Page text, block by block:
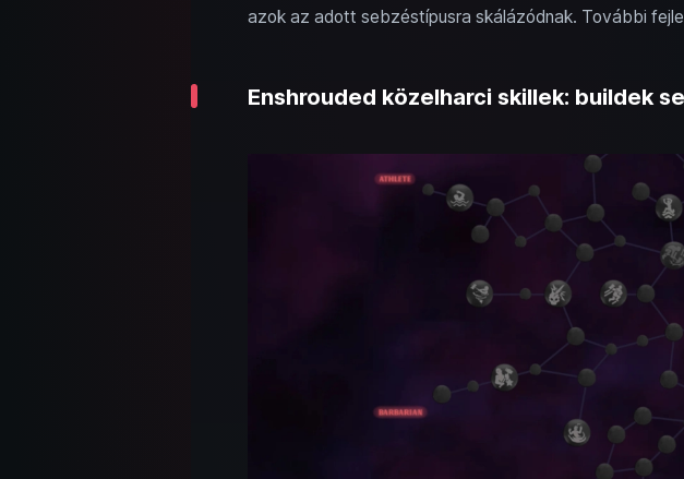
azok az adott sebzéstípusra skálázódnak. További
Enshrouded közelharci skillek: buildek